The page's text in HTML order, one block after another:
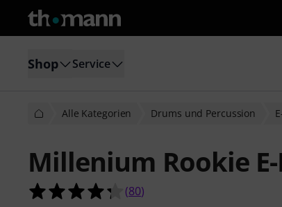
Shop Service
Alle Kategorien Drums und Percussion
Millenium Rookie
4.3 von 5 Sternen aus 80
(80)